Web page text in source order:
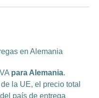
en Alemania
para Alemania.
la UE, el precio total
país de entrega